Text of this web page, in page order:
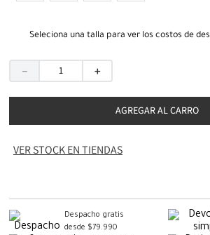
Seleciona una talla para ver los costos de
＋
－
AGREGAR AL CARRO
VER STOCK EN TIENDAS
Despacho gratis
desde $79.990